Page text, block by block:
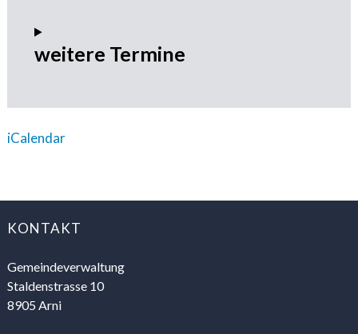
weitere Termine
iCalendar
KONTAKT
Gemeindeverwaltung
Staldenstrasse 10
8905 Arni